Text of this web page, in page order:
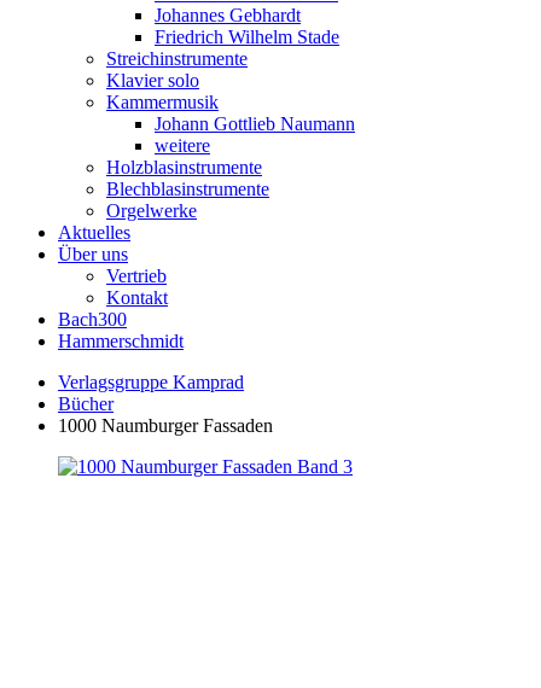
Johannes Gebhardt
Friedrich Wilhelm Stade
Streichinstrumente
Klavier solo
Kammermusik
Johann Gottlieb Naumann
weitere
Holzblasinstrumente
Blechblasinstrumente
Orgelwerke
Aktuelles
Über uns
Vertrieb
Kontakt
Bach300
Hammerschmidt
Verlagsgruppe Kamprad
Bücher
1000 Naumburger Fassaden